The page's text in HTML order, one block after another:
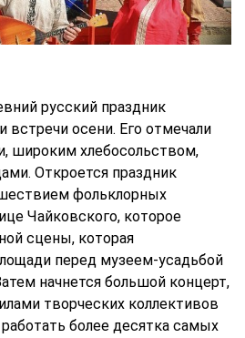
русский праздник
встречи осени. Его отмечали
широким хлебосольством,
Откроется праздник
фольклорных
Чайковского, которое
сцены, которая
перед музеем-усадьбой
начнется большой концерт,
творческих коллективов
более десятка самых